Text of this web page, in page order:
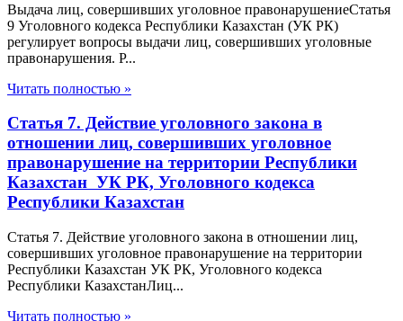
Выдача лиц, совершивших уголовное правонарушениеСтатья
9 Уголовного кодекса Республики Казахстан (УК РК)
регулирует вопросы выдачи лиц, совершивших уголовные
правонарушения. Р...
Читать полностью »
Статья 7. Действие уголовного закона в
отношении лиц, совершивших уголовное
правонарушение на территории Республики
Казахстан УК РК, Уголовного кодекса
Республики Казахстан
Статья 7. Действие уголовного закона в отношении лиц,
совершивших уголовное правонарушение на территории
Республики Казахстан УК РК, Уголовного кодекса
Республики КазахстанЛиц...
Читать полностью »